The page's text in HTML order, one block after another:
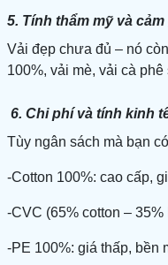
5. Tính thẩm mỹ và
Vải đẹp chưa đủ – nó
100%, vải mè, vải cà
6. Chi phí và tính kinh
Tùy ngân sách mà bạn
-Cotton 100%: cao cấp,
-CVC (65% cotton –
-PE 100%: giá thấp, bền